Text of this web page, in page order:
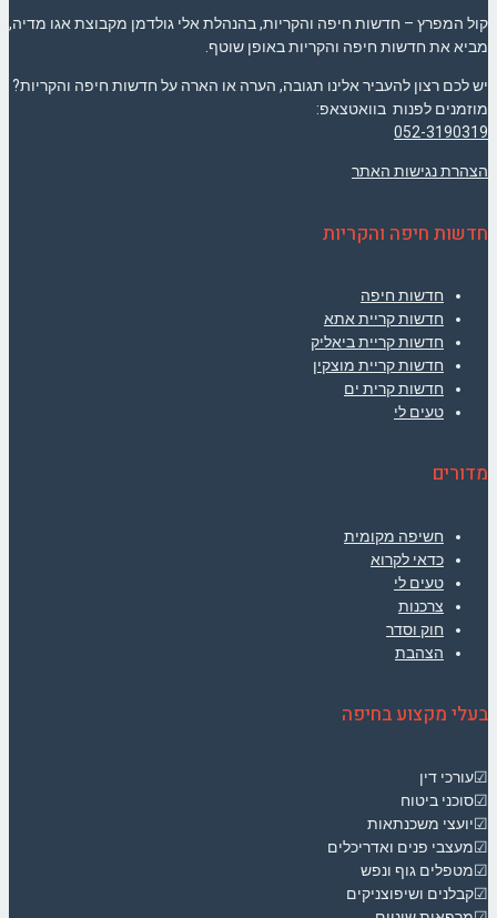
קול המפרץ – חדשות חיפה והקריות, בהנהלת אלי גולדמן מקבוצת אגו מדיה,
מביא את חדשות חיפה והקריות באופן שוטף.
יש לכם רצון להעביר אלינו תגובה, הערה או הארה על חדשות חיפה והקריות?
מוזמנים לפנות בוואטצאפ:
052-3190319
הצהרת נגישות האתר
חדשות חיפה והקריות
חדשות חיפה
חדשות קריית אתא
חדשות קריית ביאליק
חדשות קריית מוצקין
חדשות קרית ים
טעים לי
מדורים
חשיפה מקומית
כדאי לקרוא
טעים לי
צרכנות
חוק וסדר
הצהבת
בעלי מקצוע בחיפה
☑עורכי דין
☑סוכני ביטוח
☑יועצי משכנתאות
☑מעצבי פנים ואדריכלים
☑מטפלים גוף ונפש
☑קבלנים ושיפוצניקים